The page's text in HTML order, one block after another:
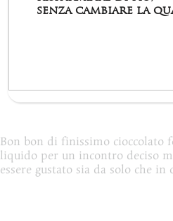
Bon bon di finissimo cioccolato
liquido per un incontro deciso
essere gustato sia da solo che in
senza cambiare la